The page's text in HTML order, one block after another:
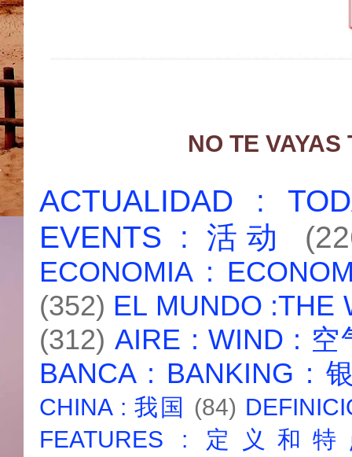
NO TE
ACTUALIDAD :
EVENTS : 活动
ECONOMIA :
(352) EL MUNDO :THE
(312) AIRE : WIND : 空
BANCA : BANKING :
CHINA : 我国 (84)
FEATURES : 定义和